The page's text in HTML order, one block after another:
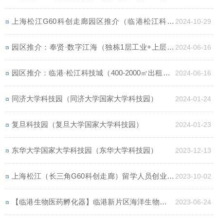
上海松江G60科创走廊园区推介（临港松江科技 2024-10-29
园区推介：奉贤·数字江海（独栋1层工业+上层办 2024-06-16
园区推介：临港·松江科技城（400-2000㎡出租，1 2024-06-16
同济大学科技园（同济大学国家大学科技园） 2024-01-24
复旦科技园（复旦大学国家大学科技园） 2024-01-23
东华大学国家大学科技园（东华大学科技园） 2023-12-13
上海松江（长三角G60科创走廊）留学人员创业园 2023-10-02
【临港生物医药孵化器】临港新片区海洋生物医药 2023-06-24